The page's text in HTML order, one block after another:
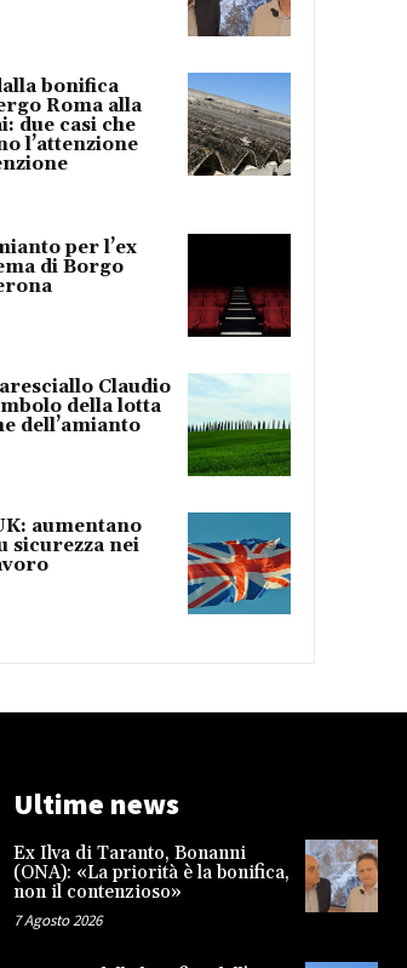
bonifica
Roma alla
due casi che
l’attenzione
per l’ex
di Borgo
Claudio
della lotta
dell’amianto
aumentano
sicurezza nei
Ultime news
Ex Ilva di Taranto, Bonanni
(ONA): «La priorità è la bonifica,
non il contenzioso»
7 Agosto 2026